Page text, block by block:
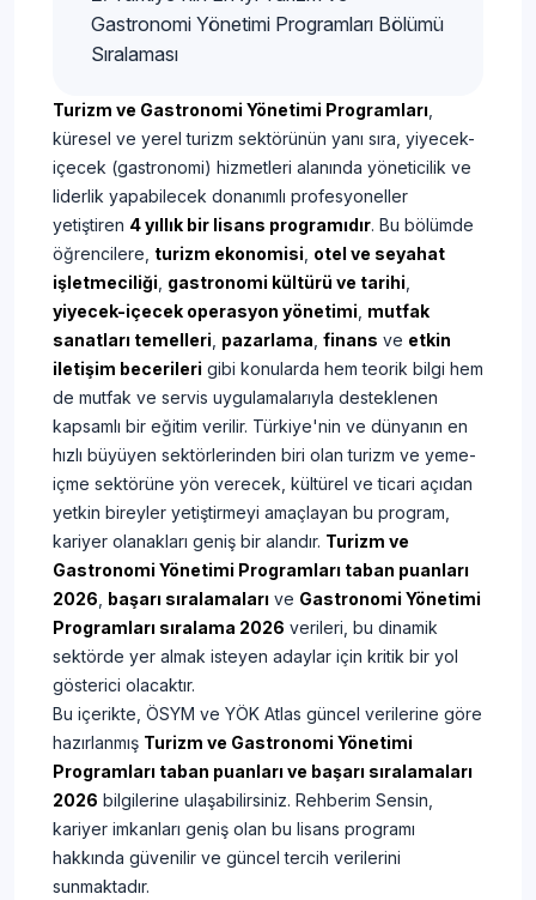
Gastronomi Yönetimi Programları Bölümü
Sıralaması
Turizm ve Gastronomi Yönetimi Programları
küresel ve yerel turizm sektörünün yanı sıra, yiyecek-
içecek (gastronomi) hizmetleri alanında yöneticilik ve
liderlik yapabilecek donanımlı profesyoneller
yetiştiren 4 yıllık bir lisans programıdır. Bu bölümde
öğrencilere, turizm ekonomisi otel ve seyahat
işletmeciliği gastronomi kültürü ve tarihi
yiyecek-içecek operasyon yönetimi mutfak
sanatları temelleri pazarlama finans ve etkin
iletişim becerileri gibi konularda hem teorik bilgi hem
de mutfak ve servis uygulamalarıyla desteklenen
kapsamlı bir eğitim verilir. Türkiye'nin ve dünyanın en
hızlı büyüyen sektörlerinden biri olan turizm ve yeme-
içme sektörüne yön verecek, kültürel ve ticari açıdan
yetkin bireyler yetiştirmeyi amaçlayan bu program,
kariyer olanakları geniş bir alandır. Turizm ve
Gastronomi Yönetimi Programları taban puanları
2026 başarı sıralamaları ve Gastronomi Yönetimi
Programları sıralama 2026 verileri, bu dinamik
sektörde yer almak isteyen adaylar için kritik bir yol
gösterici olacaktır.
​Bu içerikte, ÖSYM ve YÖK Atlas güncel verilerine göre
hazırlanmış Turizm ve Gastronomi Yönetimi
Programları taban puanları ve başarı sıralamaları
2026 bilgilerine ulaşabilirsiniz. Rehberim Sensin,
kariyer imkanları geniş olan bu lisans programı
hakkında güvenilir ve güncel tercih verilerini
sunmaktadır.